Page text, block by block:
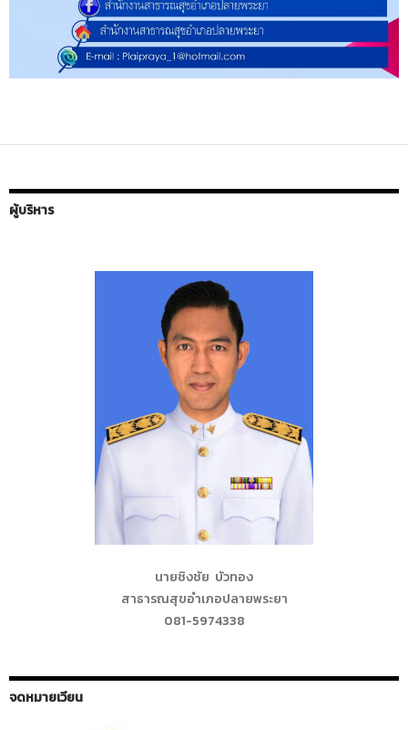
ผู้บริหาร
นายชิงชัย บัวทอง
สาธารณสุขอำเภอปลายพระยา
081-5974338
จดหมายเวียน